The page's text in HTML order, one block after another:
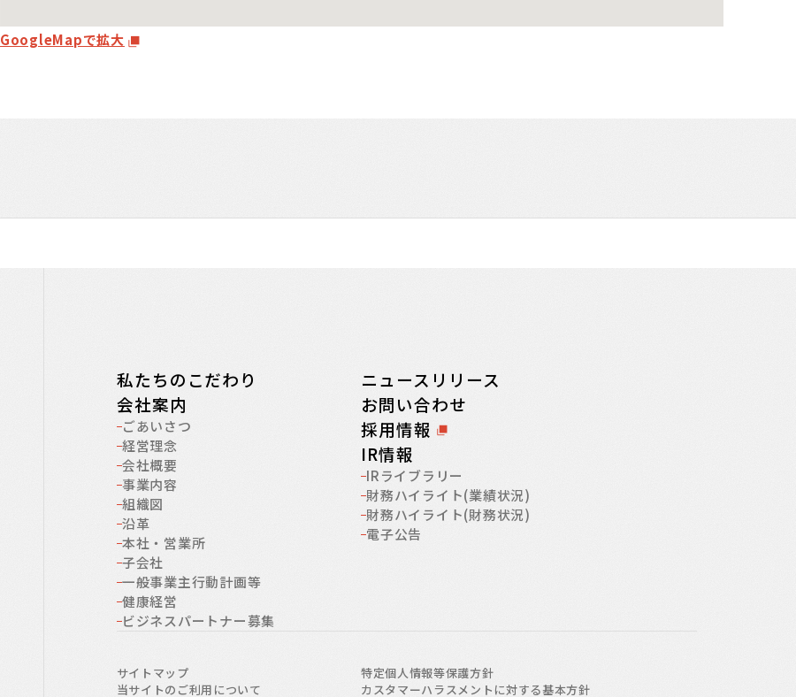
GoogleMapで拡大
私たちのこだわり
会社案内
ごあいさつ
経営理念
会社概要
事業内容
組織図
沿革
本社・営業所
子会社
一般事業主行動計画等
健康経営
ビジネスパートナー募集
ニュースリリース
お問い合わせ
採用情報
IR情報
IRライブラリー
財務ハイライト(業績状況)
財務ハイライト(財務状況)
電子公告
サイトマップ
当サイトのご利用について
特定個人情報等保護方針
カスタマーハラスメントに対する基本方針